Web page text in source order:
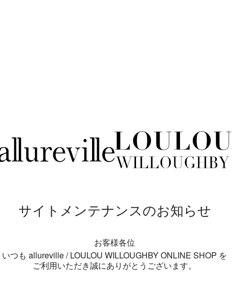
サイトメンテナンスのお知らせ
お客様各位
いつも allureville / LOULOU WILLOUGHBY ONLINE SHOP を
ご利用いただき誠にありがとうございます。